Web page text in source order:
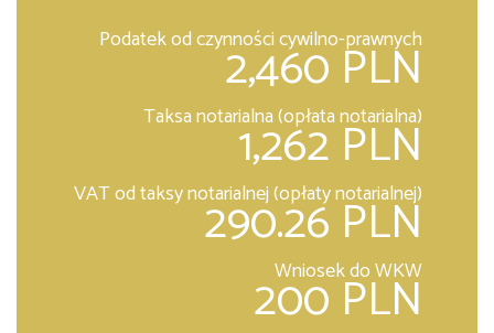
Podatek od czynności cywilno-prawnych
2,460 PLN
Taksa notarialna (opłata notarialna)
1,262 PLN
VAT od taksy notarialnej (opłaty notarialnej)
290.26 PLN
Wniosek do WKW
200 PLN